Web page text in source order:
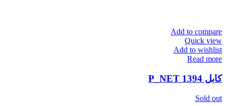
Add to compare
Quick view
Add to wishlist
Read more
کابل P_NET 1394
Sold out